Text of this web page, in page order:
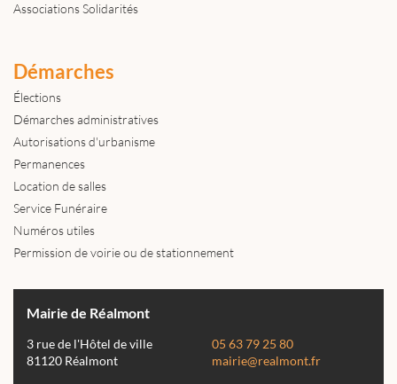
Associations Solidarités
Démarches
Élections
Démarches administratives
Autorisations d'urbanisme
Permanences
Location de salles
Service Funéraire
Numéros utiles
Permission de voirie ou de stationnement
Mairie de Réalmont
3 rue de l'Hôtel de ville
81120 Réalmont
05 63 79 25 80
mairie@realmont.fr